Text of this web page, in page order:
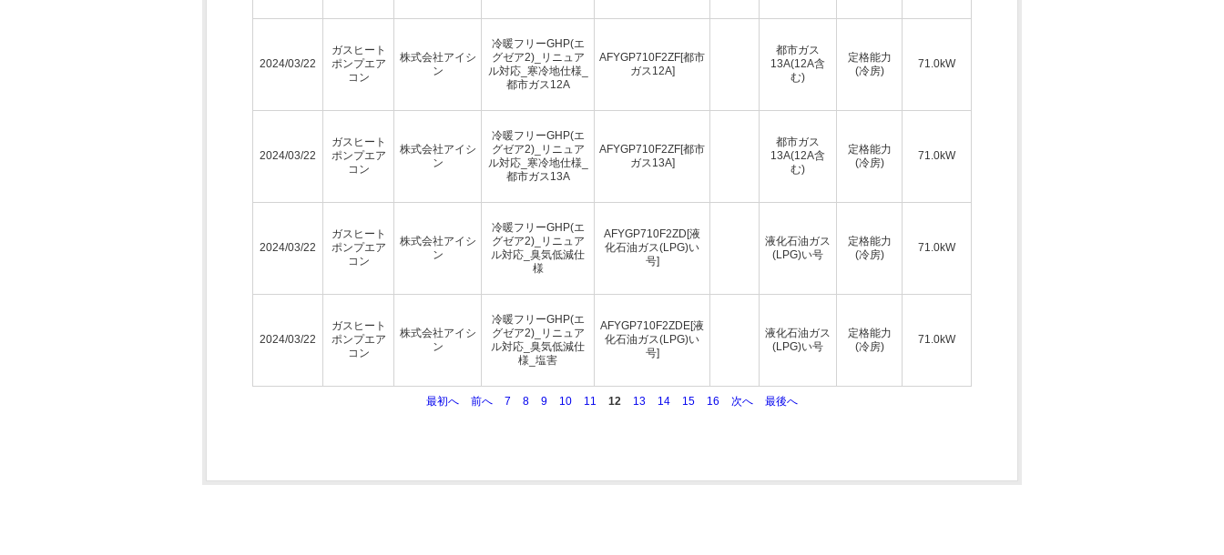
2024/03/22
ガスヒート
ポンプエア
コン
株式会社アイシ
ン
冷暖フリーGHP(エ
グゼア2)_リニュア
ル対応_寒冷地仕様_
都市ガス12A
AFYGP710F2ZF[都市
ガス12A]
都市ガス
13A(12A含
む)
定格能力
(冷房)
71.0kW
2024/03/22
ガスヒート
ポンプエア
コン
株式会社アイシ
ン
冷暖フリーGHP(エ
グゼア2)_リニュア
ル対応_寒冷地仕様_
都市ガス13A
AFYGP710F2ZF[都市
ガス13A]
都市ガス
13A(12A含
む)
定格能力
(冷房)
71.0kW
2024/03/22
ガスヒート
ポンプエア
コン
株式会社アイシ
ン
冷暖フリーGHP(エ
グゼア2)_リニュア
ル対応_臭気低減仕
様
AFYGP710F2ZD[液
化石油ガス(LPG)い
号]
液化石油ガス
(LPG)い号
定格能力
(冷房)
71.0kW
2024/03/22
ガスヒート
ポンプエア
コン
株式会社アイシ
ン
冷暖フリーGHP(エ
グゼア2)_リニュア
ル対応_臭気低減仕
様_塩害
AFYGP710F2ZDE[液
化石油ガス(LPG)い
号]
液化石油ガス
(LPG)い号
定格能力
(冷房)
71.0kW
最初へ 前へ 7 8 9 10 11 12 13 14 15 16 次へ 最後へ